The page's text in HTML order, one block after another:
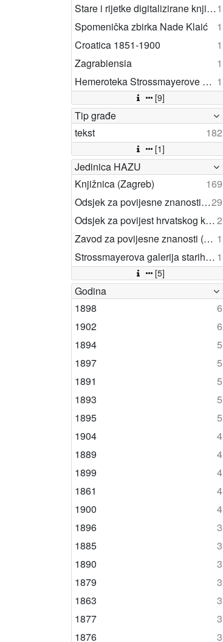
Stare i rijetke digitalizirane knjige1
Spomenička zbirka Nade Klaić
1
Croatica 1851-1900
1
Zagrabiensia
1
Hemeroteka Strossmayerove galerije 1
[9]
Tip građe
tekst
182
[1]
Jedinica HAZU
Knjižnica (Zagreb)
169
Odsjek za povijesne znanosti (Zagreb 1948)29
Odsjek za povijest hrvatskog kazališta (Zagreb)2
Zavod za povijesne znanosti (Zadar) 1
Strossmayerova galerija starih majstora (Zagreb) 1
[5]
Godina
1898
6
1902
6
1894
5
1897
5
1891
5
1893
5
1895
5
1904
4
1889
4
1899
4
1861
4
1900
4
1896
3
1885
3
1890
3
1879
3
1863
3
1877
3
1876
3